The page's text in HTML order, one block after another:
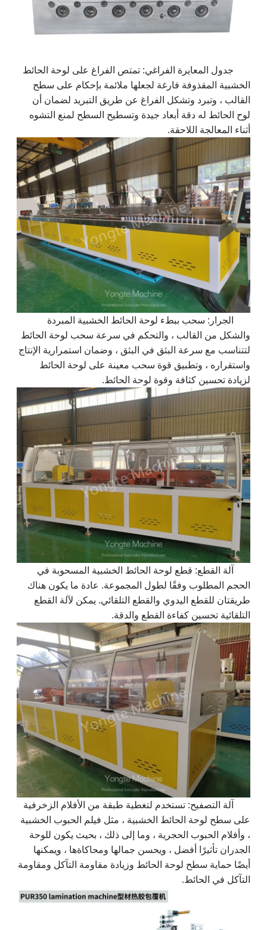
جدول المعايرة الفراغي: تمتص الفراغ على لوحة الحائط
الخشبية المقذوفة فارغة لجعلها ملائمة بإحكام على سطح
القالب ، وتبرد وتشكل الفراغ عن طريق التبريد لضمان أن
لوح الحائط له دقة أبعاد جيدة وتسطيح السطح لمنع التشوه
أثناء المعالجة اللاحقة.
الجرار: سحب ببطء لوحة الحائط الخشبية المبردة
والشكل من القالب ، والتحكم في سرعة سحب لوحة الحائط
لتتناسب مع سرعة البثق في البثق ، وضمان استمرارية الإنتاج
واستقراره ، وتطبيق قوة سحب معينة على لوحة الحائط
لزيادة تحسين كثافة وقوة لوحة الحائط.
آلة القطع: قطع لوحة الحائط الخشبية المسحوبة في
الحجم المطلوب وفقًا لطول المجموعة. عادة ما يكون هناك
طريقتان للقطع اليدوي والقطع التلقائي. يمكن لآلة القطع
التلقائية تحسين كفاءة القطع والدقة.
آلة التصفيح: تستخدم لتغطية طبقة من الأفلام الزخرفية
على سطح لوحة الحائط الخشبية ، مثل فيلم الحبوب الخشبية
، وأفلام الحبوب الحجرية ، وما إلى ذلك ، بحيث يكون للوحة
الجدران تأثيرًا أفضل ، ويحسن جمالها ومحاكاةها ، ويمكنها
أيضًا حماية سطح لوحة الحائط وزيادة مقاومة التآكل ومقاومة
التآكل في الحائط.